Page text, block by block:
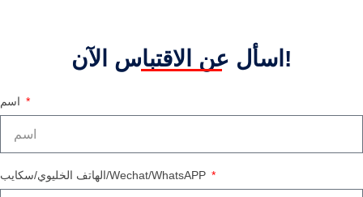
اسأل عن الاقتباس الآن!
الهاتف الخليوي/سكايب/Wechat/WhatsAPP